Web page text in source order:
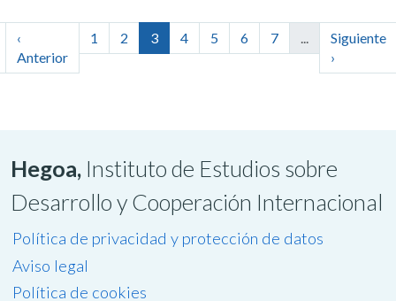
‹
Anterior
1 2 3 4 5 6 7 ...
Siguiente
›
Hegoa, Instituto de Estudios sobre
Desarrollo y Cooperación Internacional
Política de privacidad y protección de datos
Aviso legal
Política de cookies